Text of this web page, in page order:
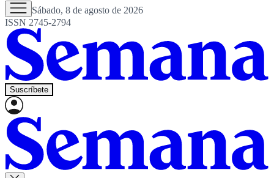
Sábado, 8 de agosto de 2026
ISSN 2745-2794
Suscríbete